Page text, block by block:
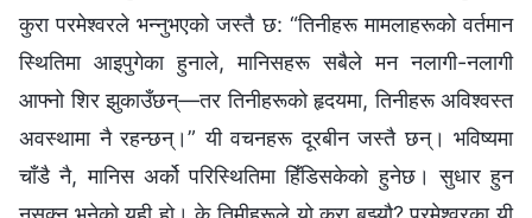
कुरा परमेश्‍वरले भन्‍नुभएको जस्तै छ: “तिनीहरू मामलाहरूको वर्तमान
स्थितिमा आइपुगेका हुनाले, मानिसहरू सबैले मन नलागी-नलागी
आफ्‍नो शिर झुकाउँछन्—तर तिनीहरूको हृदयमा, तिनीहरू अविश्‍वस्त
अवस्थामा नै रहन्छन्।” यी वचनहरू दूरबीन जस्तै छन्। भविष्यमा
चाँडै नै, मानिस अर्को परिस्थितिमा हिँडिसकेको हुनेछ। सुधार हुन